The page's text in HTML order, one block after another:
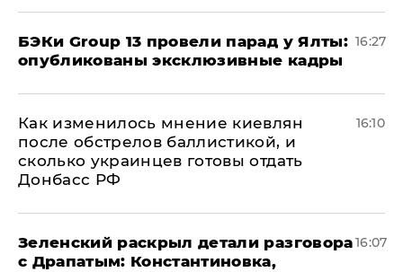
​БЭКи Group 13 провели парад у Ялты:
опубликованы эксклюзивные кадры
16:27
Как изменилось мнение киевлян
после обстрелов баллистикой, и
сколько украинцев готовы отдать
Донбасс РФ
16:10
​Зеленский раскрыл детали разговора
с Драпатым: Константиновка,
16:07